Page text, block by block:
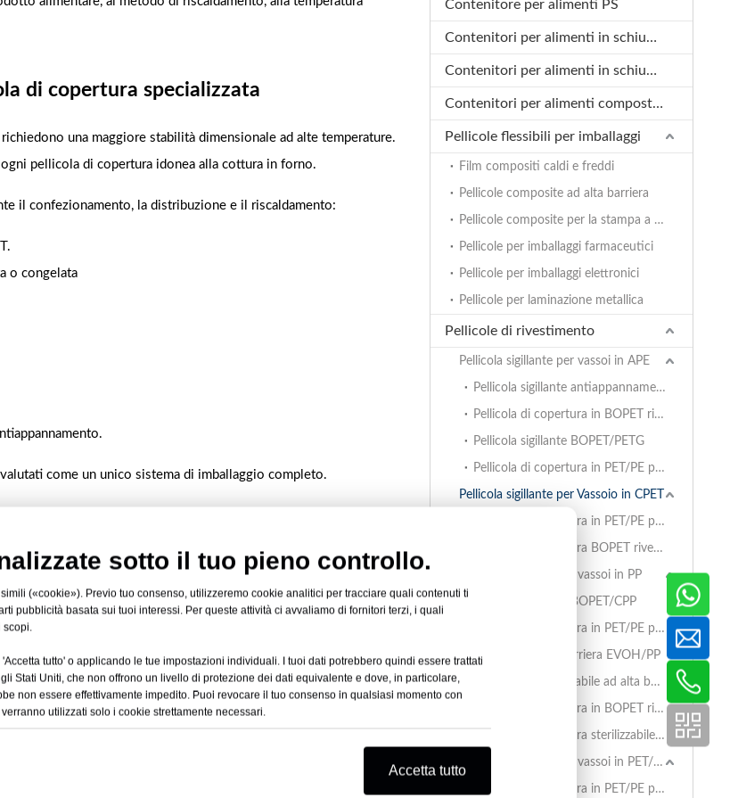
di copertura specializzata
una maggiore stabilità dimensionale ad alte temperature.
pellicola di copertura idonea alla cottura in forno.
il confezionamento, la distribuzione e il riscaldamento:
o congelata
come un unico sistema di imballaggio completo.
di pellicole di copertura per vassoi in CPET di HSQY. Le specifiche
struttura del vassoio, al tipo di alimento confezionato e alle
per vassoi alimentari in CPET
Contenitore per alimenti PS
Contenitori per alimenti in schiuma XPS
Contenitori per alimenti in schiuma XPP
Contenitori per alimenti compostabili
Pellicole flessibili per imballaggi
Film compositi caldi e freddi
Pellicole composite ad alta barriera
Pellicole composite per la stampa a colori
Pellicole per imballaggi farmaceutici
Pellicole per imballaggi elettronici
Pellicole per laminazione metallica
Pellicole di rivestimento
Pellicola sigillante per vassoi in APE
Pellicola sigillante antiappannamento in PET/PE
Pellicola di copertura in BOPET rivestita per vassoi in APET
Pellicola sigillante BOPET/PETG
Pellicola di copertura in PET/PE per vassoi in APE
Pellicola sigillante per Vassoio in CPET
Pellicola di copertura in PET/PE per Vassoio in CPET s
Pellicola di copertura BOPET rivestita per Vassoio in CPET s
Pellicola sigillante per vassoi in PP
Pellicola sigillante BOPET/CPP
Pellicola di copertura in PET/PE per vassoi in PP
Pellicola ad alta barriera EVOH/PP
Pellicola termosaldabile ad alta barriera AlOx PET/PA/RCPP per vassoi in PP
Pellicola di copertura in BOPET rivestita per vassoi in PP
Pellicola di copertura sterilizzabile in PET/PA/RCPP per vassoi in PP
Pellicola sigillante per vassoi in PET/PE
Pellicola di copertura in PET/PE per vassoi in PET/PE
sotto il tuo pieno controllo.
(«cookie»). Previo tuo consenso, utilizzeremo cookie analitici per tracciare quali contenuti ti
pubblicità basata sui tuoi interessi. Per queste attività ci avvaliamo di fornitori terzi, i quali
scopi.
tutto' o applicando le tue impostazioni individuali. I tuoi dati potrebbero quindi essere trattati
Stati Uniti, che non offrono un livello di protezione dei dati equivalente e dove, in particolare,
non essere effettivamente impedito. Puoi revocare il tuo consenso in qualsiasi momento con
utilizzati solo i cookie strettamente necessari.
Accetta tutto